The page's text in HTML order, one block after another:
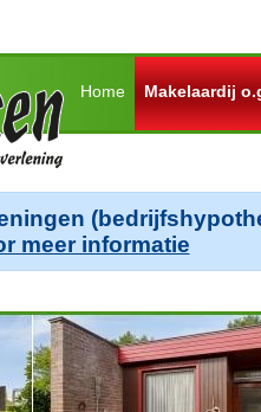
Home Makelaardij
meer informatie